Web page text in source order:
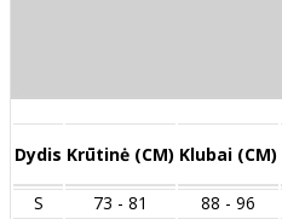
Dydis Krūtinė (CM) Klubai (CM)
S 73 - 81 88 - 96